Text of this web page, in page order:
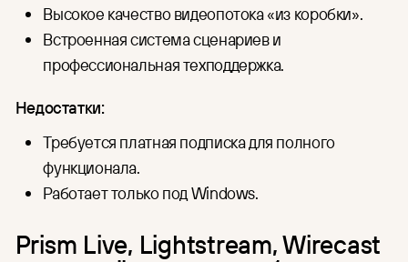
Высокое качество видеопотока «из коробки».
Встроенная система сценариев и
профессиональная техподдержка.
Недостатки:
Требуется платная подписка для полного
функционала.
Работает только под Windows.
Prism Live, Lightstream, Wirecast